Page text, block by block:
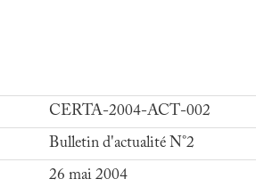
CERTA-2004-ACT-002
Bulletin d'actualité N°2
26 mai 2004